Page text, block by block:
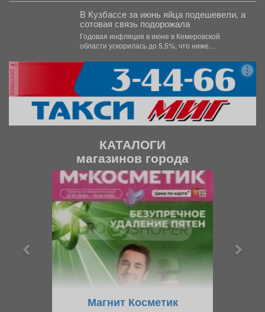
В Кузбассе за июнь яйца подешевели, а
сотовая связь подорожала
Годовая инфляция в июне в Кемеровской
области ускорилась до 5,5%, что ниже
реклама
КАТАЛОГИ
магазинов города
Магнит Косметик